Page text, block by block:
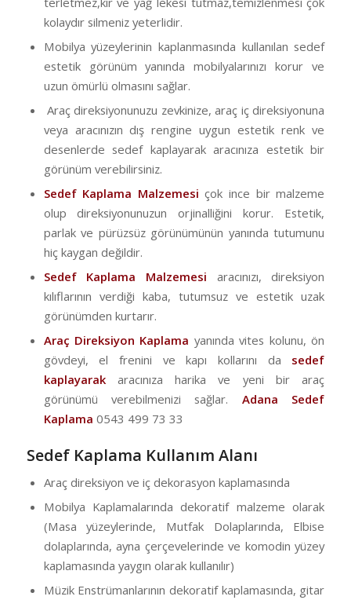
kolaydır silmeniz yeterlidir.
Mobilya yüzeylerinin kaplanmasında kullanılan sedef
estetik görünüm yanında mobilyalarınızı korur ve
uzun ömürlü olmasını sağlar.
Araç direksiyonunuzu zevkinize, araç iç direksiyonuna
veya aracınızın dış rengine uygun estetik renk ve
desenlerde sedef kaplayarak aracınıza estetik bir
görünüm verebilirsiniz.
Sedef Kaplama Malzemesi çok ince bir malzeme
olup direksiyonunuzun orjinalliğini korur. Estetik,
parlak ve pürüzsüz görünümünün yanında tutumunu
hiç kaygan değildir.
Sedef Kaplama Malzemesi aracınızı, direksiyon
kılıflarının verdiği kaba, tutumsuz ve estetik uzak
görünümden kurtarır.
Araç Direksiyon Kaplama yanında vites kolunu, ön
gövdeyi, el frenini ve kapı kollarını da sedef
kaplayarakaracınıza harika ve yeni bir araç
görünümü verebilmenizi sağlar. Adana Sedef
Kaplama 0543 499 73 33
Sedef Kaplama Kullanım Alanı
Araç direksiyon ve iç dekorasyon kaplamasında
Mobilya Kaplamalarında dekoratif malzeme olarak
(Masa yüzeylerinde, Mutfak Dolaplarında, Elbise
dolaplarında, ayna çerçevelerinde ve komodin yüzey
kaplamasında yaygın olarak kullanılır)
Müzik Enstrümanlarının dekoratif kaplamasında, gitar